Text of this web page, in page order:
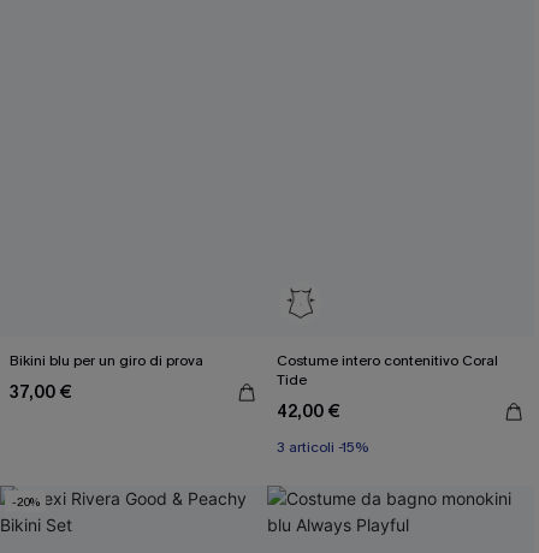
Bikini blu per un giro di prova
37,00 €
Costume intero contenitivo Coral
Tide
42,00 €
3 articoli -15%
-20%